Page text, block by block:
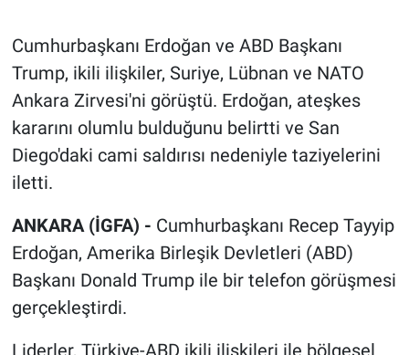
Cumhurbaşkanı Erdoğan ve ABD Başkanı
Trump, ikili ilişkiler, Suriye, Lübnan ve NATO
Ankara Zirvesi'ni görüştü. Erdoğan, ateşkes
kararını olumlu bulduğunu belirtti ve San
Diego'daki cami saldırısı nedeniyle taziyelerini
iletti.
ANKARA (İGFA) - Cumhurbaşkanı Recep Tayyip
Erdoğan, Amerika Birleşik Devletleri (ABD)
Başkanı Donald Trump ile bir telefon görüşmesi
gerçekleştirdi.